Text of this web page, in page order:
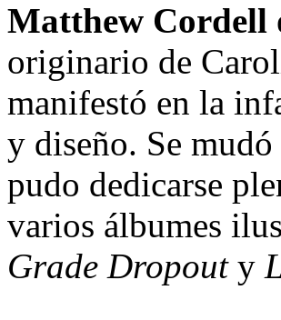
Matthew Cordell
originario de
manifestó en la
y diseño. Se
pudo dedicarse
varios álbumes
Grade Dropouty